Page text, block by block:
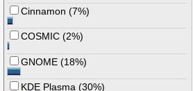
Cinnamon (7%)
COSMIC (2%)
GNOME (18%)
KDE Plasma (30%)